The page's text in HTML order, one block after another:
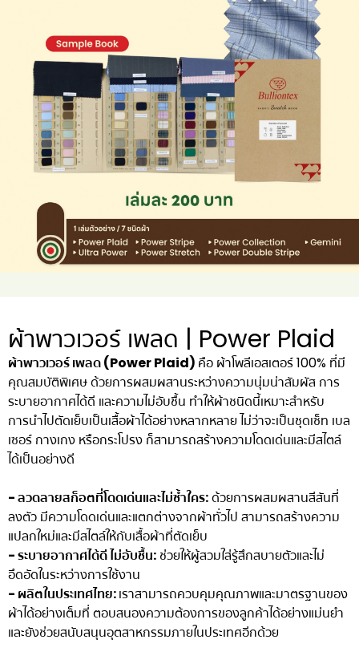
ผ้าพาวเวอร์ เพลด | Power Plaid
ผ้าพาวเวอร์ เพลด (Power Plaid) คือ ผ้าโพลีเอสเตอร์ 100% ที่มี
คุณสมบัติพิเศษ ด้วยการผสมผสานระหว่างความนุ่มน่าสัมผัส การ
ระบายอากาศได้ดี และความไม่อับชื้น ทำให้ผ้าชนิดนี้เหมาะสำหรับ
การนำไปตัดเย็บเป็นเสื้อผ้าได้อย่างหลากหลาย ไม่ว่าจะเป็นชุดเซ็ท เบล
เซอร์ กางเกง หรือกระโปรง ก็สามารถสร้างความโดดเด่นและมีสไตล์
ได้เป็นอย่างดี
- ลวดลายสก็อตที่โดดเด่นและไม่ซ้ำใคร:ด้วยการผสมผสานสีสันที่
ลงตัว มีความโดดเด่นและแตกต่างจากผ้าทั่วไป สามารถสร้างความ
แปลกใหม่และมีสไตล์ให้กับเสื้อผ้าที่ตัดเย็บ
- ระบายอากาศได้ดี ไม่อับชื้น: ช่วยให้ผู้สวมใส่รู้สึกสบายตัวและไม่
อึดอัดในระหว่างการใช้งาน
- ผลิตในประเทศไทย:เราสามารถควบคุมคุณภาพและมาตรฐานของ
ผ้าได้อย่างเต็มที่ ตอบสนองความต้องการของลูกค้าได้อย่างแม่นยำ
และยังช่วยสนับสนุนอุตสาหกรรมภายในประเทศอีกด้วย